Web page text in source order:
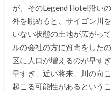
が、そのLegend Hotel沿い
外を眺めると、サイゴン川
いない状態の土地が広がっ
ルの会社の方に質問をした
区に人口が増えるのが早す
早すぎ、近い将来、川の向
起こる可能性があるという